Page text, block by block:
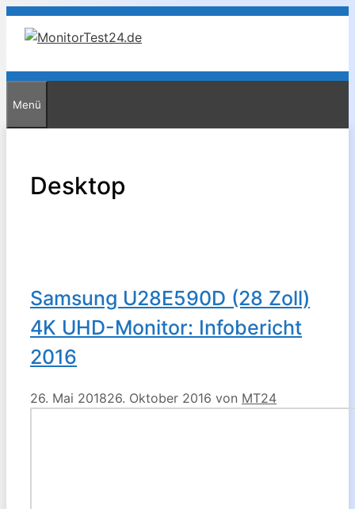
Zum
Inhalt
Menü
Desktop
Samsung U28E590D (28 Zoll)
4K UHD-Monitor: Infobericht
2016
26. Mai 201826. Oktober 2016 von MT24